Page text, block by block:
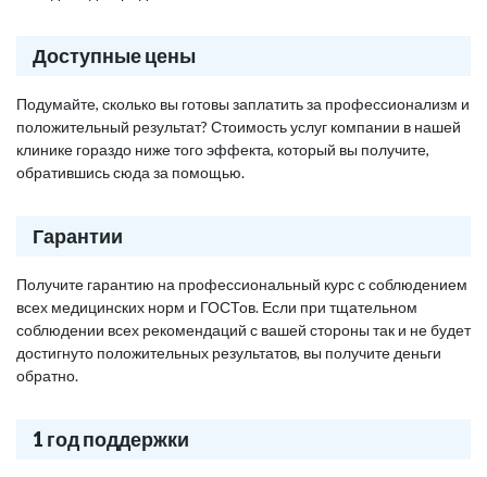
Доступные цены
Подумайте, сколько вы готовы заплатить за профессионализм и
положительный результат? Стоимость услуг компании в нашей
клинике гораздо ниже того эффекта, который вы получите,
обратившись сюда за помощью.
Гарантии
Получите гарантию на профессиональный курс с соблюдением
всех медицинских норм и ГОСТов. Если при тщательном
соблюдении всех рекомендаций с вашей стороны так и не будет
достигнуто положительных результатов, вы получите деньги
обратно.
1 год поддержки